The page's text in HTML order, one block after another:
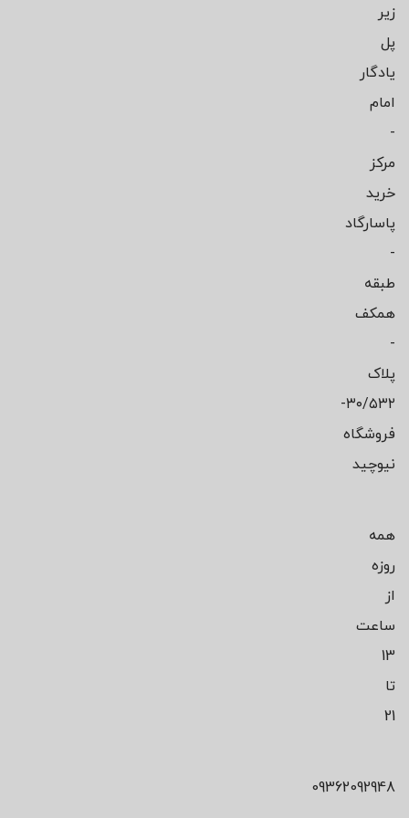
زیر
پل
یادگار
امام
-
مرکز
خرید
پاسارگاد
-
طبقه
همکف
-
پلاک
۳۰/۵۳۲-
فروشگاه
نیوچید
همه
روزه
از
ساعت
13
تا
21
09362092948